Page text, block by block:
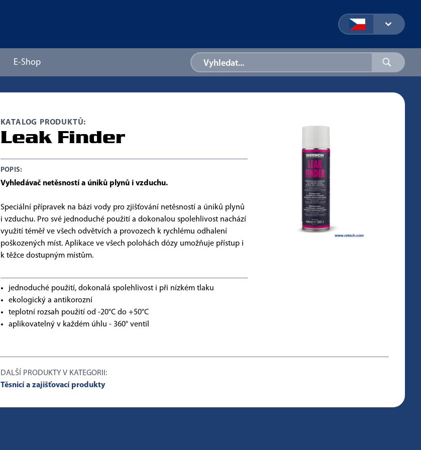
E-Shop
KATALOG PRODUKTŮ:
Leak Finder
POPIS:
Vyhledávač netěsností a úniků plynů i vzduchu.
Speciální přípravek na bázi vody pro zjišťování netěsností a úniků plynů
i vzduchu. Pro své jednoduché použití a dokonalou spolehlivost nachází
využití téměř ve všech odvětvích a provozech k rychlému odhalení
poškozených míst. Aplikace ve všech polohách dózy umožňuje přístup i
k těžce dostupným místům.
jednoduché použití, dokonalá spolehlivost i při nízkém tlaku
ekologický a antikorozní
teplotní rozsah použití od -20°C do +50°C
aplikovatelný v každém úhlu - 360° ventil
DALŠÍ PRODUKTY V KATEGORII:
Těsnicí a zajišťovací produkty